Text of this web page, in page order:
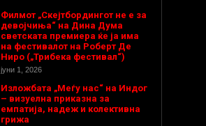
Филмот „Скејтбордингот не е за
девојчиња“ на Дина Дума
светската премиера ќе ја има
на фестивалот на Роберт Де
Ниро („Трибека фестивал“)
јуни 1, 2026
Изложбата „Меѓу нас“ на Индог
– визуелна приказна за
емпатија, надеж и колективна
грижа